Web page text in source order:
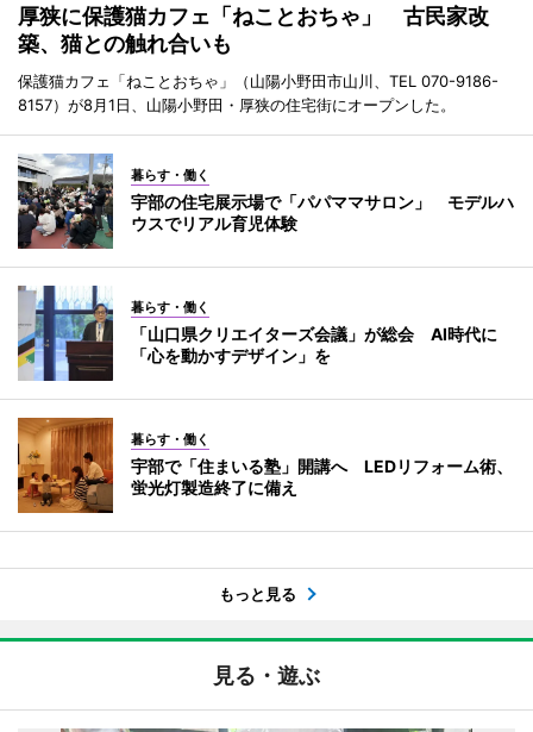
厚狭に保護猫カフェ「ねことおちゃ」 古民家改
築、猫との触れ合いも
保護猫カフェ「ねことおちゃ」（山陽小野田市山川、TEL 070-9186-
8157）が8月1日、山陽小野田・厚狭の住宅街にオープンした。
暮らす・働く
宇部の住宅展示場で「パパママサロン」 モデルハ
ウスでリアル育児体験
暮らす・働く
「山口県クリエイターズ会議」が総会 AI時代に
「心を動かすデザイン」を
暮らす・働く
宇部で「住まいる塾」開講へ LEDリフォーム術、
蛍光灯製造終了に備え
もっと見る
見る・遊ぶ